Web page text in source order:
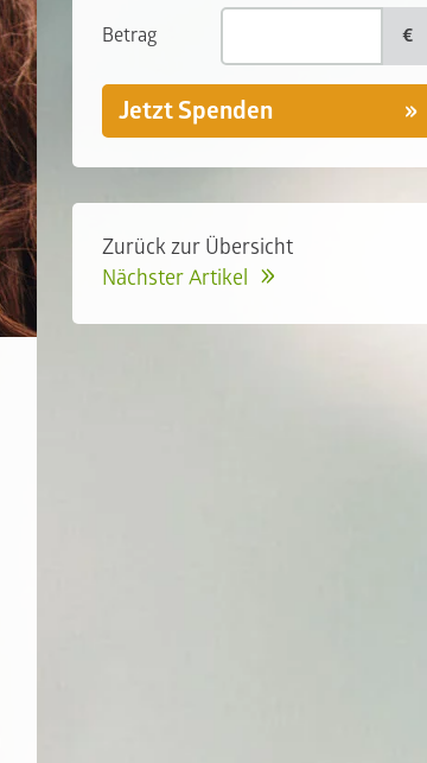
Betrag €
Jetzt Spenden
Zurück zur Übersicht
Nächster Artikel